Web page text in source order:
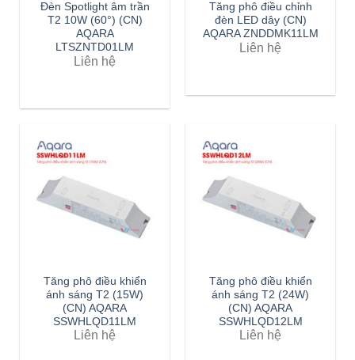
Đèn Spotlight âm trần
T2 10W (60°) (CN)
AQARA
LTSZNTD01LM
Liên hệ
Tăng phô điều chỉnh
đèn LED dây (CN)
AQARA ZNDDMK11LM
Liên hệ
Tăng phô điều khiển
ánh sáng T2 (15W)
(CN) AQARA
SSWHLQD11LM
Liên hệ
Tăng phô điều khiển
ánh sáng T2 (24W)
(CN) AQARA
SSWHLQD12LM
Liên hệ